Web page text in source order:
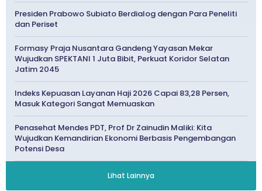
Presiden Prabowo Subiato Berdialog dengan Para Peneliti
dan Periset
Formasy Praja Nusantara Gandeng Yayasan Mekar
Wujudkan SPEKTANI 1 Juta Bibit, Perkuat Koridor Selatan
Jatim 2045
Indeks Kepuasan Layanan Haji 2026 Capai 83,28 Persen,
Masuk Kategori Sangat Memuaskan
Penasehat Mendes PDT, Prof Dr Zainudin Maliki: Kita
Wujudkan Kemandirian Ekonomi Berbasis Pengembangan
Potensi Desa
Lihat Lainnya